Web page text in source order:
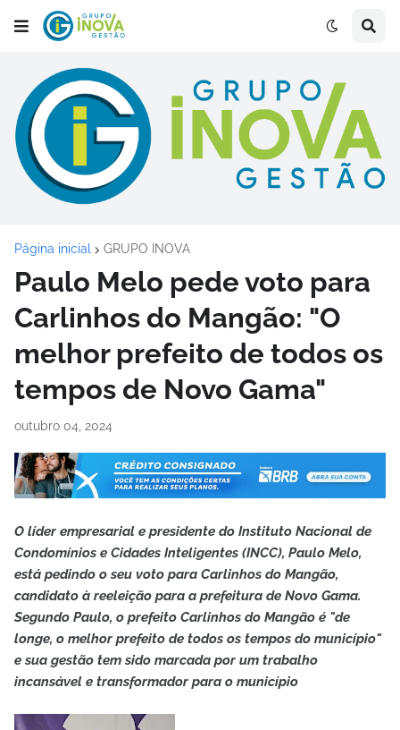
Página inicial GRUPO INOVA
Paulo Melo pede voto para
Carlinhos do Mangão: "O
melhor prefeito de todos os
tempos de Novo Gama"
outubro 04, 2024
O líder empresarial e presidente do Instituto Nacional de
Condomínios e Cidades Inteligentes (INCC), Paulo Melo,
está pedindo o seu voto para Carlinhos do Mangão,
candidato à reeleição para a prefeitura de Novo Gama.
Segundo Paulo, o prefeito Carlinhos do Mangão é "de
longe, o melhor prefeito de todos os tempos do município"
e sua gestão tem sido marcada por um trabalho
incansável e transformador para o município